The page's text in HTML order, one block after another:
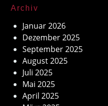
Archiv
Januar 2026
Dezember 2025
September 2025
August 2025
Juli 2025
Mai 2025
April 2025